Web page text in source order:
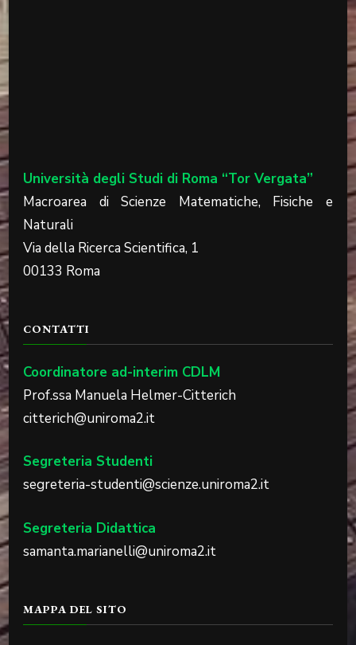
Università degli Studi di Roma “Tor Vergata”
Macroarea di Scienze Matematiche, Fisiche e
Naturali
Via della Ricerca Scientifica, 1
00133 Roma
CONTATTI
Coordinatore ad-interim CDLM
Prof.ssa Manuela Helmer-Citterich
citterich@uniroma2.it
Segreteria Studenti
segreteria-studenti@scienze.uniroma2.it
Segreteria Didattica
samanta.marianelli@uniroma2.it
MAPPA DEL SITO